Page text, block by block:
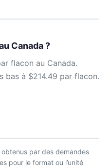
Canada ?
flacon au Canada.
bas à $214.49 par flacon.
par des demandes
pour le format ou l’unité